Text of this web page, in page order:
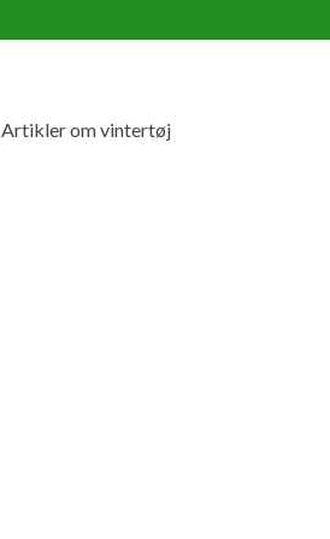
Artikler om vintertøj